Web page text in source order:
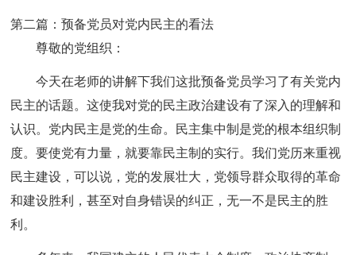
第二篇：预备党员对党内民主的看法
尊敬的党组织：
今天在老师的讲解下我们这批预备党员学习了有关党内
民主的话题。这使我对党的民主政治建设有了深入的理解和
认识。党内民主是党的生命。民主集中制是党的根本组织制
度。要使党有力量，就要靠民主制的实行。我们党历来重视
民主建设，可以说，党的发展壮大，党领导群众取得的革命
和建设胜利，甚至对自身错误的纠正，无一不是民主的胜
利。